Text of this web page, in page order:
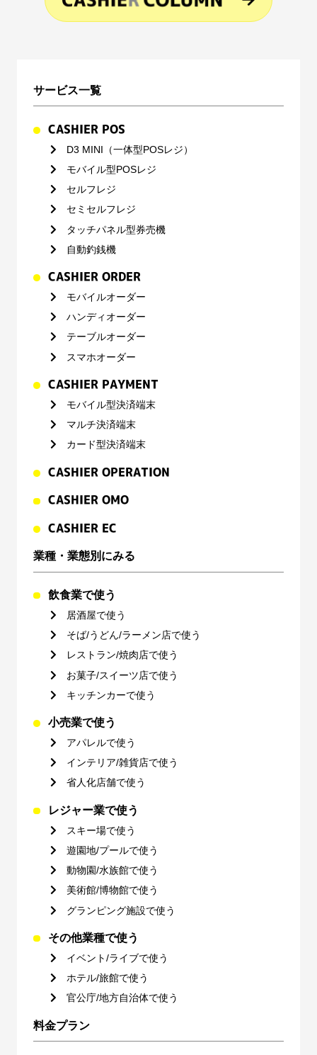
サービス一覧
CASHIER POS
D3 MINI（一体型POSレジ）
モバイル型POSレジ
セルフレジ
セミセルフレジ
タッチパネル型券売機
自動釣銭機
CASHIER ORDER
モバイルオーダー
ハンディオーダー
テーブルオーダー
スマホオーダー
CASHIER PAYMENT
モバイル型決済端末
マルチ決済端末
カード型決済端末
CASHIER OPERATION
CASHIER OMO
CASHIER EC
業種・業態別にみる
飲食業で使う
居酒屋で使う
そば/うどん/ラーメン店で使う
レストラン/焼肉店で使う
お菓子/スイーツ店で使う
キッチンカーで使う
小売業で使う
アパレルで使う
インテリア/雑貨店で使う
省人化店舗で使う
レジャー業で使う
スキー場で使う
遊園地/プールで使う
動物園/水族館で使う
美術館/博物館で使う
グランピング施設で使う
その他業種で使う
イベント/ライブで使う
ホテル/旅館で使う
官公庁/地方自治体で使う
料金プラン